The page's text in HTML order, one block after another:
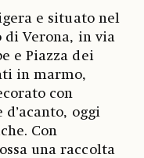
e situato nel
di Verona, in via
e Piazza dei
in marmo,
con
oggi
Con
una raccolta